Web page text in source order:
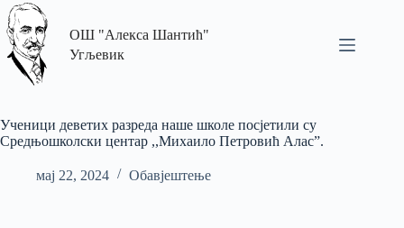
ОШ "Алекса Шантић"
Угљевик
Ученици деветих разреда наше школе посјетили су
Средњошколски центар ,,Михаило Петровић Алас”.
мај 22, 2024 Обавјештење